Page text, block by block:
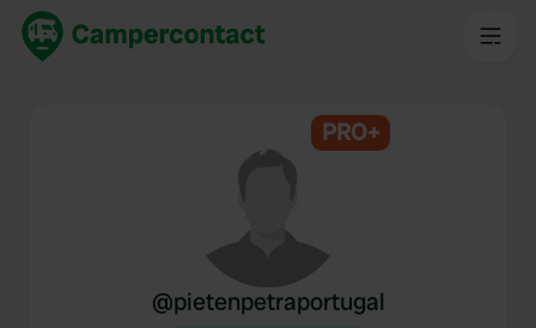
PRO+
@pietenpetraportugal